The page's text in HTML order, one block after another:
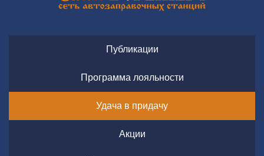
Публикации
Программа лояльности
Удача в придачу
Акции